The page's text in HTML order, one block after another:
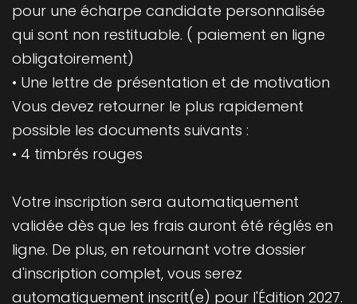
pour une écharpe candidate personnalisée
qui sont non restituable. ( paiement en ligne
obligatoirement)
• Une lettre de présentation et de motivation
Vous devez retourner le plus rapidement
possible les documents suivants :
• 4 timbrés rouges
Votre inscription sera automatiquement
validée dès que les frais auront été réglés en
ligne. De plus, en retournant votre dossier
d'inscription complet, vous serez
automatiquement inscrit(e) pour l'Édition 2027.